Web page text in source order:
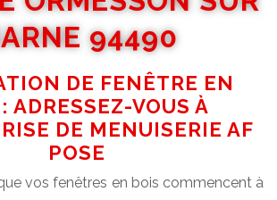
94490
DE FENÊTRE EN
ADRESSEZ-VOUS À
DE MENUISERIE AF
POSE
vos fenêtres en bois commencent à